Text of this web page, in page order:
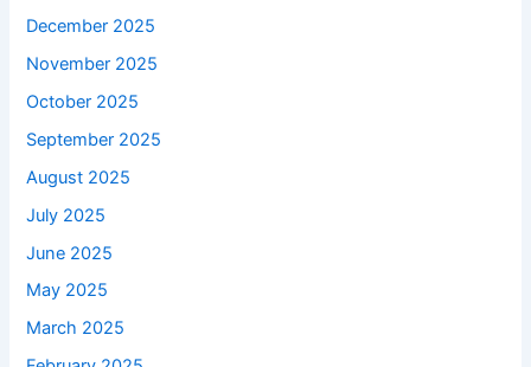
December 2025
November 2025
October 2025
September 2025
August 2025
July 2025
June 2025
May 2025
March 2025